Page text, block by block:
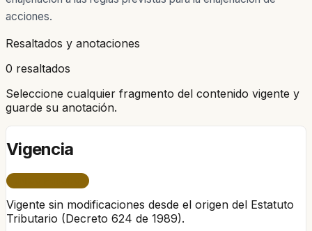
acciones.
Resaltados y anotaciones
0 resaltados
Seleccione cualquier fragmento del contenido vigente y
guarde su anotación.
Vigencia
Vigente sin modificaciones desde el origen del Estatuto
Tributario (Decreto 624 de 1989).